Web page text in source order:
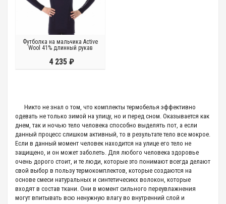
Футболка на мальчика Active
Wool 41% длинный рукав
4 235 ₽
Никто не знал о том, что комплекты термобелья эффективно
одевать не только зимой на улицу, но и перед сном. Оказывается как
днем, так и ночью тело человека способно выделять пот, а если
данный процесс слишком активный, то в результате тело все мокрое.
Если в данный момент человек находится на улице его тело не
защищено, и он может заболеть. Для любого человека здоровье
очень дорого стоит, и те люди, которые это понимают всегда делают
свой выбор в пользу термокомплектов, которые создаются на
основе смеси натуральных и синтетичесикх волокон, которые
входят в состав ткани. Они в момент сильного переувлажнения
могут впитывать всю ненужную влагу во внутренний слой и